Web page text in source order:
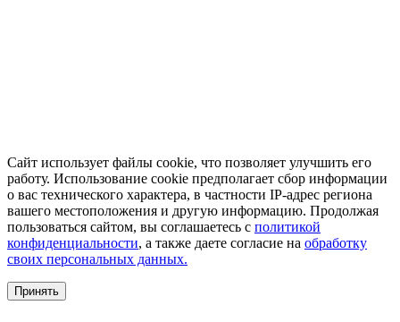
Сайт использует файлы cookie, что позволяет улучшить его
работу. Использование cookie предполагает сбор информации
о вас технического характера, в частности IP-адрес региона
вашего местоположения и другую информацию. Продолжая
пользоваться сайтом, вы соглашаетесь с политикой
конфиденциальности, а также даете согласие на обработку
своих персональных данных.
Принять